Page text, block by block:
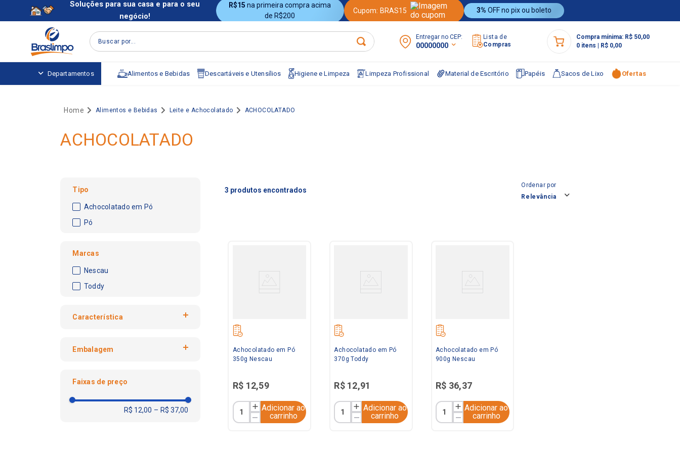
Soluções para sua casa e para o seu
negócio!
R$15 na primeira compra acima
de R$200
Cupom: BRAS15 3% OFF no pix ou boleto
Buscar por... Entregar no CEP:
00000000
Lista de
Compras
Compra mínima: R$ 50,00
0 itens R$ 0,00
Departamentos Alimentos e Bebidas Descartáveis e Utensílios Higiene e Limpeza Limpeza Profissional Material de Escritório Papéis Sacos de Lixo Ofertas
Alimentos e Bebidas Leite e Achocolatado ACHOCOLATADO
ACHOCOLATADO
Característica
Embalagem
Pacote
Pote
Marcas
Nescau
Toddy
Tipo
Achocolatado em Pó
Pó
Faixas de preço
R$ 12,00 – R$ 37,00
3
Ordenar por
Relevância
Achocolatado em Pó
350g Nescau
R$ 12,59
Adicionar ao
carrinho
Achocolatado em Pó
370g Toddy
R$ 12,91
Adicionar ao
carrinho
Achocolatado em Pó
900g Nescau
R$ 36,37
Adicionar ao
carrinho